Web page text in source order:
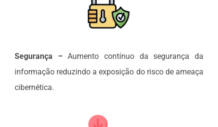
Segurança –Aumento contínuo da segurança da
informação reduzindo a exposição do risco de ameaça
cibernética.